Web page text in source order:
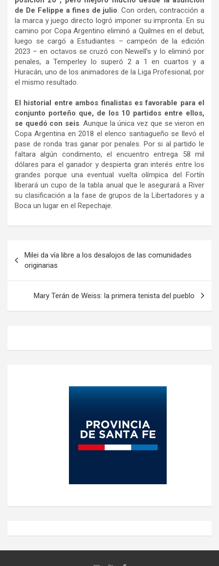
de De Felippe a fines de julio. Con orden, contracción a
la marca y juego directo logró imponer su impronta. En su
camino por Copa Argentino eliminó a Quilmes en el debut,
luego se cargó a Estudiantes – campeón de la edición
2023 – en octavos se cruzó con Newell’s y lo eliminó por
penales, a Temperley lo superó 2 a 1 en cuartos y a
Huracán, uno de los animadores de la Liga Profesional, por
el mismo resultado.
El historial entre ambos finalistas es favorable para el
conjunto porteño que, de los 10 partidos entre ellos,
se quedó con seis. Aunque la única vez que se vieron en
Copa Argentina en 2018 el elenco santiagueño se llevó el
pase de ronda tras ganar por penales. Por si al partido le
faltara algún condimento, el encuentro entrega 58 mil
dólares para el ganador y despierta gran interés entre los
grandes porque una eventual vuelta olímpica del Fortín
liberará un cupo de la tabla anual que le asegurará a River
su clasificación a la fase de grupos de la Libertadores y a
Boca un lugar en el Repechaje.
de
entradas
Milei da vía libre a los desalojos de las comunidades
originarias
Mary Terán de Weiss: la primera tenista del pueblo